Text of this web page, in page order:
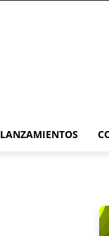
LANZAMIENTOS